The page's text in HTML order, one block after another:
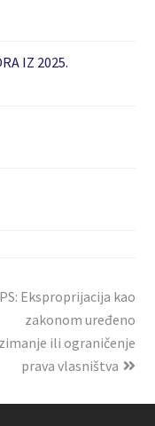
IZ 2025.
Eksproprijacija kao
zakonom uređeno
ili ograničenje
prava vlasništva